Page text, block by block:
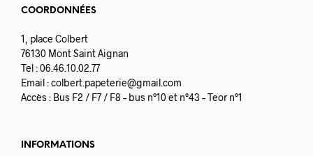
COORDONNÉES
1, place Colbert
76130 Mont Saint Aignan
Tel : 06.46.10.02.77
Email :colbert.papeterie@gmail.com
Accès : Bus F2 / F7 / F8 – bus n°10 et n°43 – Teor n°1
INFORMATIONS